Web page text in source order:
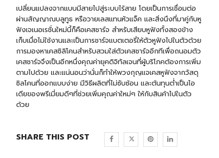
เปลี่ยนแปลงจากแบบมีสายไปสู่ระบบไร้สาย โดยเป็นการเชื่อมต่อ
ผ่านสัญญาณบลูทูธ หรือวายเลสแทนหัวแจ็ค และสิ่งนึงที่มาคู่กับหู
ฟังเจเนอเรชั่นใหม่นี้ก็คือเคสชาร์จ สำหรับเสียบหูฟังทั้งสองข้าง
เก็บเมื่อไม่ใช้งานและเป็นการชาร์จแบตเตอรี่ให้ตัวหูฟังไปในตัวด้วย
การมองหาเคสซิลิโคนสำหรับสวมใส่ตัวเคสชาร์จอีกทีเพื่อถนอมตัว
เคสชาร์จจึงเป็นอีกหนึ่งคุณค่ายุคดิจิทัลเจนที่ผู้บริโภคต้องการเพิ่ม
ตามไปด้วย และแน่นอนว่านั่นก็ทำให้พวงกุญแจเคสหูฟังจากวัสดุ
ซิลโคนที่ออกแบบง่าย มีวิธีผลิตที่ไม่ซับซ้อน และต้นทุนต่ำเป็นไอ
เดียของพรีเมี่ยมดีๆที่ช่วยเพิ่มคุณค่าใหม่ๆ ให้กับสินค้าไปในตัว
ด้วย
SHARE THIS POST